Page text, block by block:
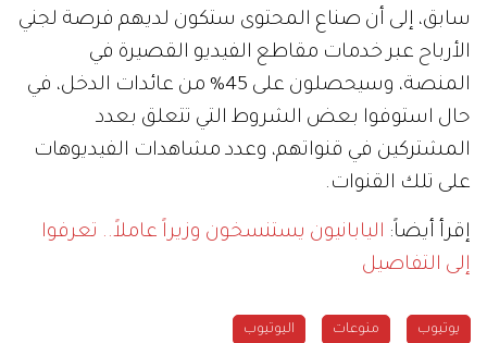
سابق، إلى أن صناع المحتوى ستكون لديهم فرصة لجني
الأرباح عبر خدمات مقاطع الفيديو القصيرة في
المنصة، وسيحصلون على 45% من عائدات الدخل، في
حال استوفوا بعض الشروط التي تتعلق بعدد
المشتركين في قنواتهم، وعدد مشاهدات الفيديوهات
على تلك القنوات.
إقرأ أيضاً: اليابانيون يستنسخون وزيراً عاملاً.. تعرفوا
إلى التفاصيل
يوتيوب منوعات اليوتيوب